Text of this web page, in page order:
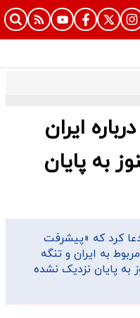
ایران
به پایان
کرد که «پیشرفت
به ایران و تنگه
به پایان نزدیک نشده